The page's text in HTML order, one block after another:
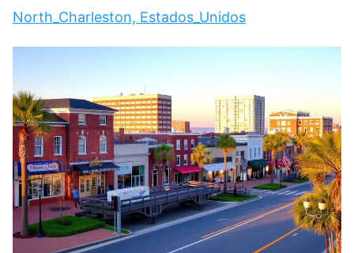
North_Charleston, Estados_Unidos